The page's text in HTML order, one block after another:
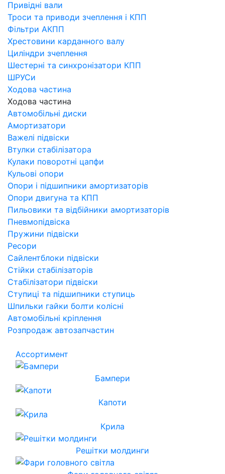
Привідні вали
Троси та приводи зчеплення і КПП
Фільтри АКПП
Хрестовини карданного валу
Циліндри зчеплення
Шестерні та синхронізатори КПП
ШРУСи
Ходова частина
Ходова частина
Автомобільні диски
Амортизатори
Важелі підвіски
Втулки стабілізатора
Кулаки поворотні цапфи
Кульові опори
Опори і підшипники амортизаторів
Опори двигуна та КПП
Пильовики та відбійники амортизаторів
Пневмопідвіска
Пружини підвіски
Ресори
Сайлентблоки підвіски
Стійки стабілізаторів
Стабілізатори підвіски
Ступиці та підшипники ступиць
Шпильки гайки болти колісні
Автомобільні кріплення
Розпродаж автозапчастин
Ассортимент
Бампери
Капоти
Крила
Решітки молдинги